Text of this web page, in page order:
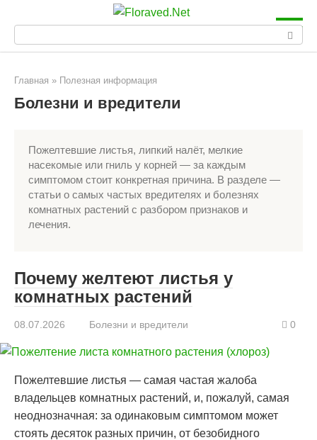
контенту
Главная » Полезная информация
Болезни и вредители
Пожелтевшие листья, липкий налёт, мелкие
насекомые или гниль у корней — за каждым
симптомом стоит конкретная причина. В разделе —
статьи о самых частых вредителях и болезнях
комнатных растений с разбором признаков и
лечения.
Почему желтеют листья у
комнатных растений
08.07.2026 Болезни и вредители 0
Пожелтевшие листья — самая частая жалоба
владельцев комнатных растений, и, пожалуй, самая
неоднозначная: за одинаковым симптомом может
стоять десяток разных причин, от безобидного